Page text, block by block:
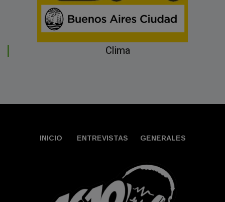
Clima
INICIO ENTREVISTAS GENERALES